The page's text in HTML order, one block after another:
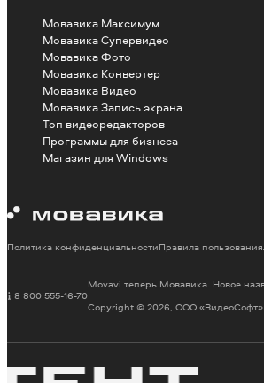
Мовавика Максимум
Мовавика Супервидео
Мовавика Фото
Мовавика Конвертер
Мовавика Видео
Мовавика Запись экрана
Топ видеоредакторов
Программы для бизнеса
Магазин для Windows
Movavi теперь Мовавика. Новое
Copyright © 2026, ООО
8 800 555-16-70
Политика конфиденциальностиПравила пользования